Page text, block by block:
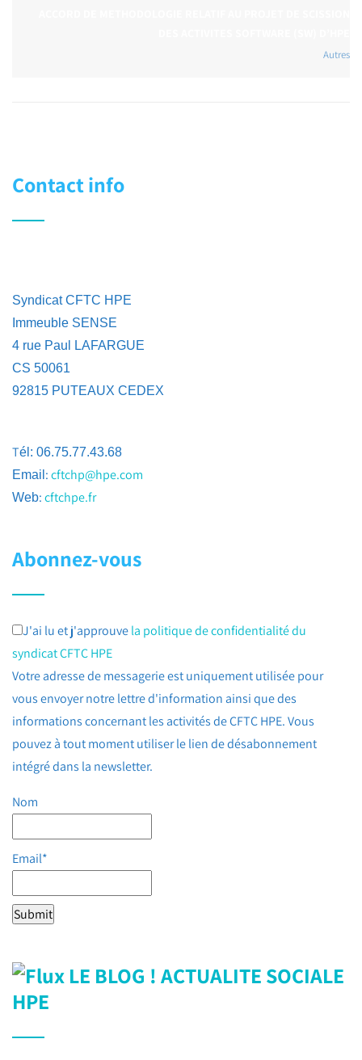
Autres
Contact info
Syndicat CFTC HPE
Immeuble SENSE
4 rue Paul LAFARGUE
CS 50061
92815 PUTEAUX CEDEX
Tél: 06.75.77.43.68
Email :cftchp@hpe.com
Web:cftchpe.fr
Abonnez-vous
J'ai lu et j'approuvela politique de confidentialité du
syndicat CFTC HPE
Votre adresse de messagerie est uniquement utilisée pour
vous envoyer notre lettre d'information ainsi que des
informations concernant les activités de CFTC HPE. Vous
pouvez à tout moment utiliser le lien de désabonnement
intégré dans la newsletter.
Nom
Email*
LE BLOG ! ACTUALITE SOCIALE
HPE